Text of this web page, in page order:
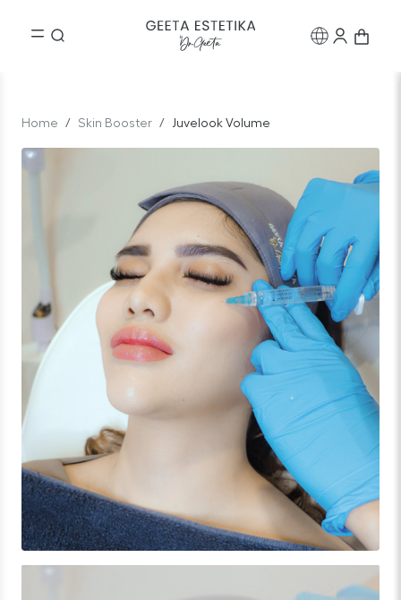
Home Skin Booster Juvelook Volume